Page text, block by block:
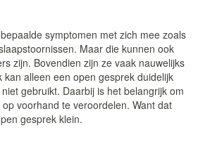
symptomen met zich mee zoals
Maar die kunnen ook
zijn. Bovendien zijn ze vaak nauwelijks
kan alleen een open gesprek duidelijk
gebruikt. Daarbij is het belangrijk om
voorhand te veroordelen. Want dat
gesprek klein.